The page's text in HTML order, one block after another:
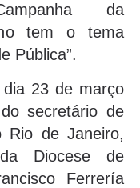
da
tem o tema
Pública”.
23 de março
secretário de
Rio de Janeiro,
Diocese de
Ferrería